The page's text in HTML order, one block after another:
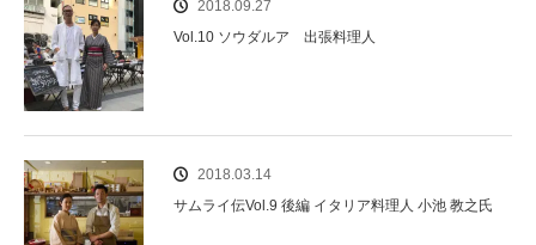
2018.09.27
Vol.10 ソウダルア 出張料理人
2018.03.14
サムライ伝Vol.9 後編 イタリア料理人 小池 教之氏